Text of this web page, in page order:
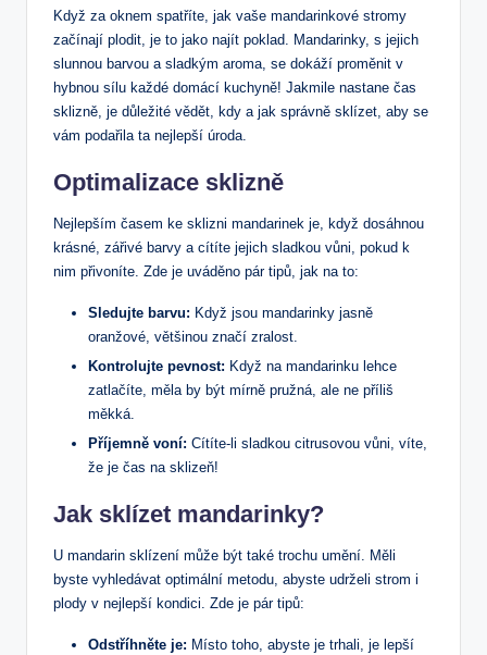
Když za oknem spatříte, jak vaše mandarinkové stromy
začínají plodit, je to jako najít poklad. Mandarinky, s jejich
slunnou barvou a sladkým aroma, se dokáží proměnit v
hybnou sílu každé domácí kuchyně! Jakmile nastane čas
sklizně, je důležité vědět, kdy a jak správně sklízet, aby se
vám podařila ta nejlepší úroda.
Optimalizace sklizně
Nejlepším časem ke sklizni mandarinek je, když dosáhnou
krásné, zářivé barvy a cítíte jejich sladkou vůni, pokud k
nim přivoníte. Zde je uváděno pár tipů, jak na to:
Sledujte barvu: Když jsou mandarinky jasně
oranžové, většinou značí zralost.
Kontrolujte pevnost: Když na mandarinku lehce
zatlačíte, měla by být mírně pružná, ale ne příliš
měkká.
Příjemně voní: Cítíte-li sladkou citrusovou vůni, víte,
že je čas na sklizeň!
Jak sklízet mandarinky?
U mandarin sklízení může být také trochu umění. Měli
byste vyhledávat optimální metodu, abyste udrželi strom i
plody v nejlepší kondici. Zde je pár tipů:
Odstříhněte je: Místo toho, abyste je trhali, je lepší